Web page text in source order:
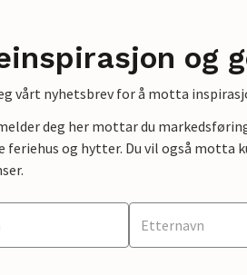
og
vårt nyhetsbrev for å motta
deg her mottar du
feriehus og hytter. Du vil også motta